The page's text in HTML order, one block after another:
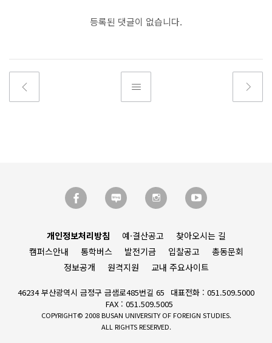
등록된 댓글이 없습니다.
개인정보처리방침 예·결산공고
찾아오시는 길
캠퍼스안내
통학버스 발전기금 입찰공고
총동문회
정보공개
원격지원 교내 주요사이트
46234 부산광역시 금정구 금샘로485번길 65
대표전화 : 051.509.5000
FAX : 051.509.5005
COPYRIGHT© 2008 BUSAN UNIVERSITY OF FOREIGN STUDIES.
ALL RIGHTS RESERVED.